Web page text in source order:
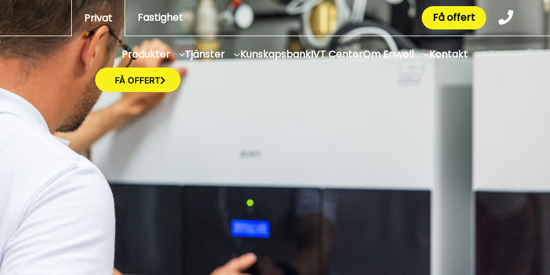
Privat Fastighet Få offert
Produkter Tjänster KunskapsbankIVT CenterOm Enwell Kontakt
FÅ OFFERT